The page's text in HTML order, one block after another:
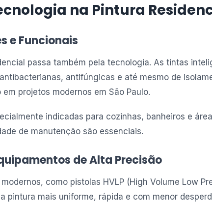
na Pintura
e Funcionais
passa também pela tecnologia. As tintas
antifúngicas e até mesmo de
projetos modernos em São Paulo.
indicadas para cozinhas, banheiros e
de manutenção são essenciais.
de Alta Precisão
como pistolas HVLP (High Volume Low
pintura mais uniforme, rápida e com menor